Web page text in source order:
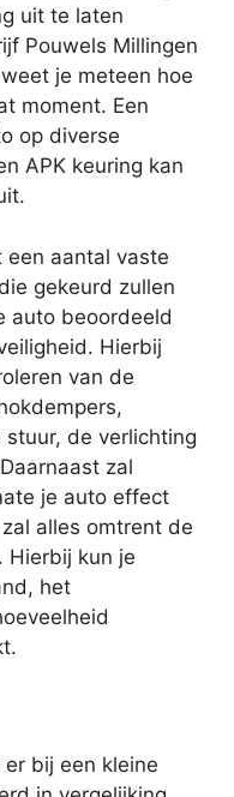
uit te laten
Pouwels Millingen
je meteen hoe
moment. Een
op diverse
APK keuring kan
een aantal vaste
gekeurd zullen
auto beoordeeld
Hierbij
van de
de verlichting
zal
je auto effect
alles omtrent de
Hierbij kun je
het
bij een kleine